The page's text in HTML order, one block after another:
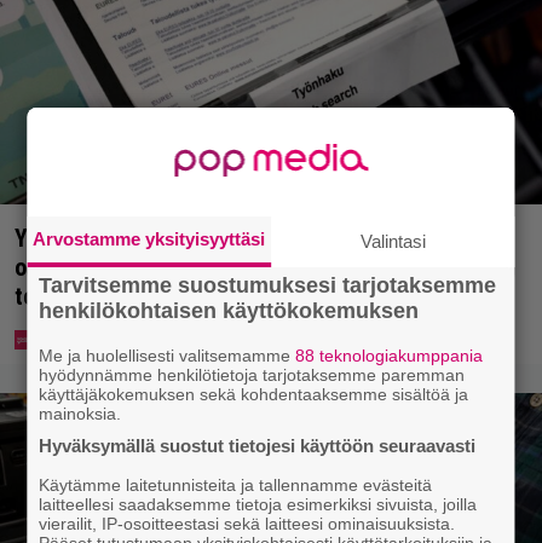
Yle: Uuden lain myötä työnhakijan täytyy kertoa
osaamisestaan julkisesti netissä – yrittäjät
toivovat rangaistusta laiminlyönnistä
Arvostamme yksityisyyttäsi Valintasi
Tarvitsemme suostumuksesi tarjotaksemme
henkilökohtaisen käyttökokemuksen
Me ja huolellisesti valitsemamme88 teknologiakumppania
hyödynnämme henkilötietoja tarjotaksemme paremman
käyttäjäkokemuksen sekä kohdentaaksemme sisältöä ja
mainoksia.
Hyväksymällä suostut tietojesi käyttöön seuraavasti
Käytämme laitetunnisteita ja tallennamme evästeitä
laitteellesi saadaksemme tietoja esimerkiksi sivuista, joilla
vierailit, IP-osoitteestasi sekä laitteesi ominaisuuksista.